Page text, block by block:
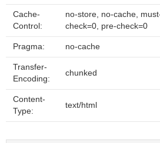
Cache-
Control:
no-store, no-cache,
check=0, pre-check=0
Pragma: no-cache
Transfer-
Encoding:
chunked
Content-
Type:
text/html